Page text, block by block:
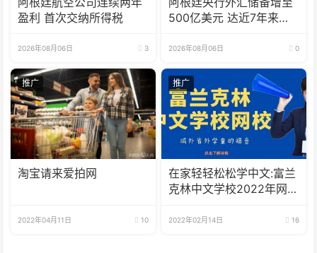
盈利 首次交纳所得税
2026年08月06日 3
500亿美元 达近7年来最
2026年08月06日 0
推广
淘宝请来爱拍网
2022年04月11日 10
推广
在家轻轻松松学中文:富兰
克林中文学校2022年网校
2022年02月14日 16